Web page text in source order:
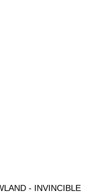
- INVINCIBLE